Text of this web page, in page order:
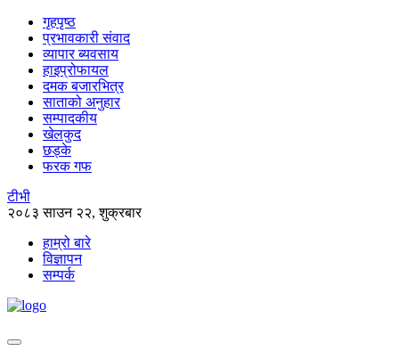
गृहपृष्ठ
प्रभावकारी संवाद
व्यापार ब्यवसाय
हाइप्रोफायल
दमक बजारभित्र
साताको अनुहार
सम्पादकीय
खेलकुद
छड्के
फरक गफ
टीभी
२०८३ साउन २२, शुक्रबार
हाम्रो बारे
विज्ञापन
सम्पर्क